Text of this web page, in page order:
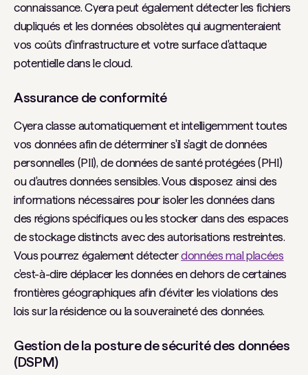
connaissance. Cyera peut également détecter les fichiers
dupliqués et les données obsolètes qui augmenteraient
vos coûts d'infrastructure et votre surface d'attaque
potentielle dans le cloud.
Assurance de conformité
Cyera classe automatiquement et intelligemment toutes
vos données afin de déterminer s'il s'agit de données
personnelles (PII), de données de santé protégées (PHI)
ou d'autres données sensibles. Vous disposez ainsi des
informations nécessaires pour isoler les données dans
des régions spécifiques ou les stocker dans des espaces
de stockage distincts avec des autorisations restreintes.
Vous pourrez également détecterdonnées mal placées
c'est-à-dire déplacer les données en dehors de certaines
frontières géographiques afin d'éviter les violations des
lois sur la résidence ou la souveraineté des données.
Gestion de la posture de sécurité des données
(DSPM)